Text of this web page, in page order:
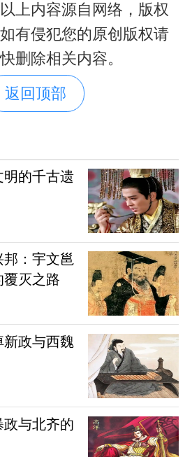
内容源自网络，版权
有侵犯您的原创版权请
删除相关内容。
返回顶部
的千古遗
：宇文邕
覆灭之路
政与西魏
与北齐的